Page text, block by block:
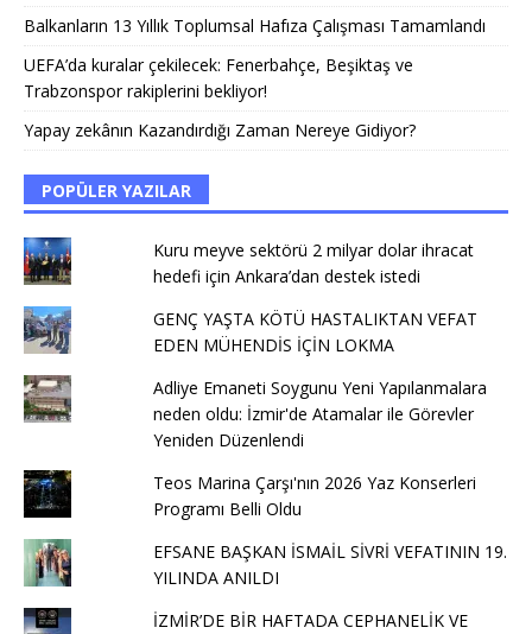
Balkanların 13 Yıllık Toplumsal Hafıza Çalışması Tamamlandı
UEFA’da kuralar çekilecek: Fenerbahçe, Beşiktaş ve
Trabzonspor rakiplerini bekliyor!
Yapay zekânın Kazandırdığı Zaman Nereye Gidiyor?
POPÜLER YAZILAR
Kuru meyve sektörü 2 milyar dolar ihracat
hedefi için Ankara’dan destek istedi
GENÇ YAŞTA KÖTÜ HASTALIKTAN VEFAT
EDEN MÜHENDİS İÇİN LOKMA
Adliye Emaneti Soygunu Yeni Yapılanmalara
neden oldu: İzmir'de Atamalar ile Görevler
Yeniden Düzenlendi
Teos Marina Çarşı'nın 2026 Yaz Konserleri
Programı Belli Oldu
EFSANE BAŞKAN İSMAİL SİVRİ VEFATININ 19.
YILINDA ANILDI
İZMİR’DE BİR HAFTADA CEPHANELİK VE